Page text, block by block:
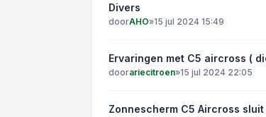
Divers
doorAHO»15 jul 2024 15:49
Ervaringen met C5 aircross (
doorariecitroen»15 jul 2024 22:05
Zonnescherm C5 Aircross